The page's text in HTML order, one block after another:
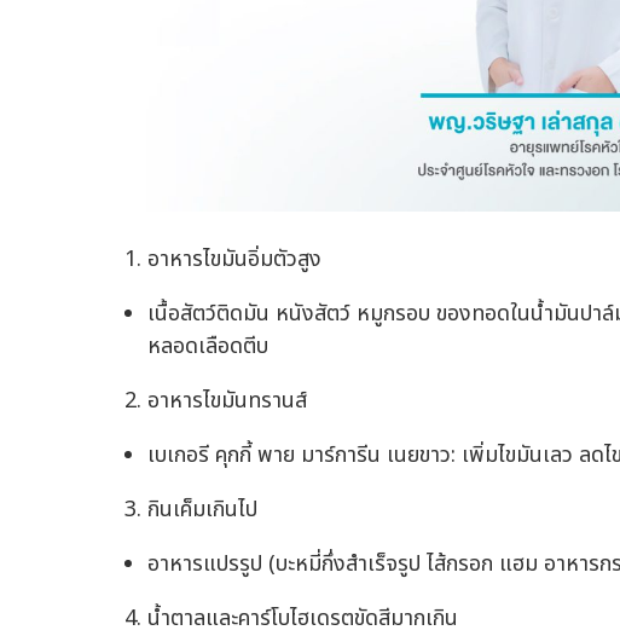
อาหารไขมันอิ่มตัวสูง
เนื้อสัตว์ติดมัน หนังสัตว์ หมูกรอบ ของทอดในน้ำมันปาล์
หลอดเลือดตีบ
อาหารไขมันทรานส์
เบเกอรี คุกกี้ พาย มาร์การีน เนยขาว: เพิ่มไขมันเลว ลด
กินเค็มเกินไป
อาหารแปรรูป (บะหมี่กึ่งสำเร็จรูป ไส้กรอก แฮม อาหาร
น้ำตาลและคาร์โบไฮเดรตขัดสีมากเกิน